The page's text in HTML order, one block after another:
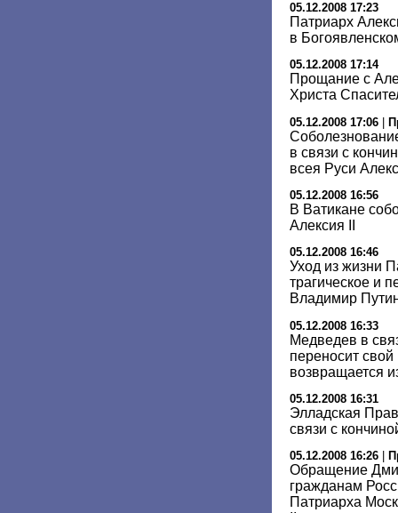
05.12.2008 17:23
Патриарх
в
05.12.2008 17:14
Прощание с
Христа
05.12.2008 17:06 |
в связи с
всея Руси
05.12.2008 16:56
В Ватикане
Алексия II
05.12.2008 16:46
Уход из жизни
трагическое и
Владимир
05.12.2008 16:33
Медведев в
переносит
возвращается
05.12.2008 16:31
Элладская
связи с
05.12.2008 16:26
Обращение
гражданам
Патриарха